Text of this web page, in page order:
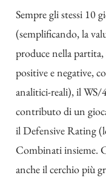
Sempre gli stessi 10
(semplificando, la
produce nella
positive e negative,
analitici-reali), il WS/
contributo di un
il Defensive Rating
Combinati insieme.
anche il cerchio più